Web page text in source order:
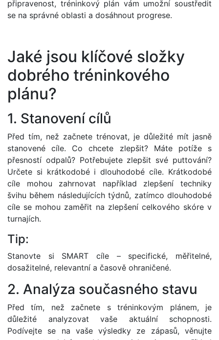
připravenost, tréninkový plán vám umožní soustředit
se na správné oblasti a dosáhnout progrese.
Jaké jsou klíčové složky
dobrého tréninkového
plánu?
1. Stanovení cílů
Před tím, než začnete trénovat, je důležité mít jasně
stanovené cíle. Co chcete zlepšit? Máte potíže s
přesností odpalů? Potřebujete zlepšit své puttování?
Určete si krátkodobé i dlouhodobé cíle. Krátkodobé
cíle mohou zahrnovat například zlepšení techniky
švihu během následujících týdnů, zatímco dlouhodobé
cíle se mohou zaměřit na zlepšení celkového skóre v
turnajích.
Tip:
Stanovte si SMART cíle – specifické, měřitelné,
dosažitelné, relevantní a časově ohraničené.
2. Analýza současného stavu
Před tím, než začnete s tréninkovým plánem, je
důležité analyzovat vaše aktuální schopnosti.
Podívejte se na vaše výsledky ze zápasů, věnujte